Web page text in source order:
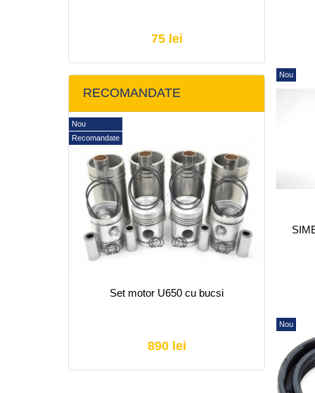
75 lei
RECOMANDATE
Nou
Recomandate
Set motor U650 cu bucsi
890 lei
Nou
Nou